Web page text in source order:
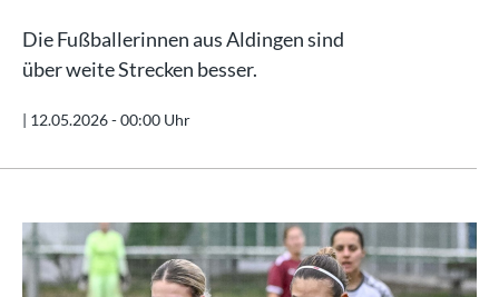
Die Fußballerinnen aus Aldingen sind
über weite Strecken besser.
| 12.05.2026 - 00:00 Uhr